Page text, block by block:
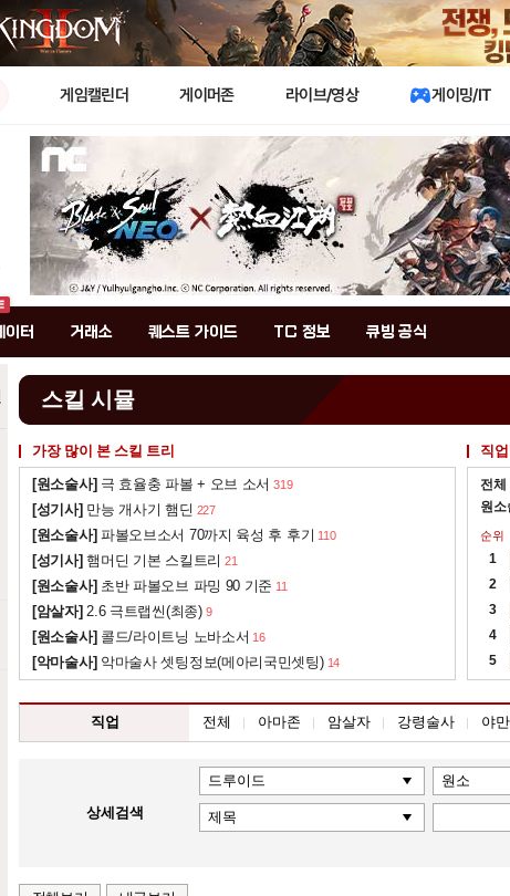
게임캘린더 게이머존 라이브/영상 게이밍/IT
이터 거래소 퀘스트 가이드 TC 정보 큐빙 공식
스킬 시뮬
가장 많이 본 스킬 트리
[원소술사] 극 효율충 파볼 + 오브 소서 319
[성기사] 만능 개사기 햄딘 227
[원소술사] 파볼오브소서 70까지 육성 후 후기 110
[성기사] 햄머딘 기본 스킬트리 21
[원소술사] 초반 파볼오브 파밍 90 기준 11
[암살자] 2.6 극트랩씬(최종) 9
[원소술사] 콜드/라이트닝 노바소서 16
[악마술사] 악마술사 셋팅정보(메아리국민셋팅) 14
직
전체
원소
순위
1
2
3
4
5
직업 전체 아마존 암살자 강령술사 야
상세검색